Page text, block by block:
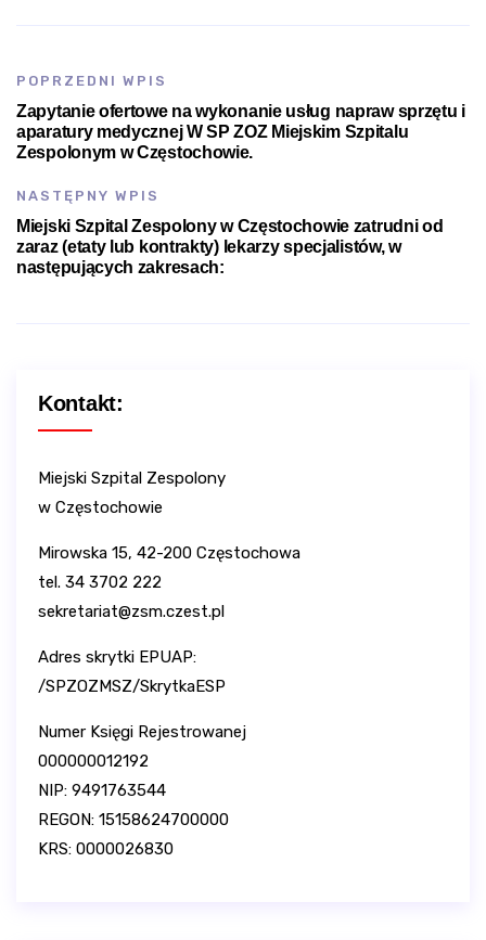
POPRZEDNI WPIS
Zapytanie ofertowe na wykonanie usług napraw sprzętu i
aparatury medycznej W SP ZOZ Miejskim Szpitalu
Zespolonym w Częstochowie.
NASTĘPNY WPIS
Miejski Szpital Zespolony w Częstochowie zatrudni od
zaraz (etaty lub kontrakty) lekarzy specjalistów, w
następujących zakresach:
Kontakt:
Miejski Szpital Zespolony
w Częstochowie
Mirowska 15, 42-200 Częstochowa
tel. 34 3702 222
sekretariat@zsm.czest.pl
Adres skrytki EPUAP:
/SPZOZMSZ/SkrytkaESP
Numer Księgi Rejestrowanej
000000012192
NIP: 9491763544
REGON: 15158624700000
KRS: 0000026830